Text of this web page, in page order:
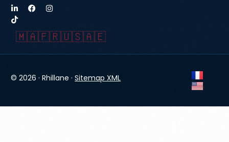
🇲🇦🇫🇷🇺🇸🇦🇪
© 2026 · Rhillane ·Sitemap XML